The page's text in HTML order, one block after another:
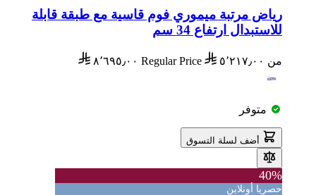
رياض مرتبة ميموري فوم قاسية مع طبقة قابلة
للاستبدال ارتفاع 34 سم
من ٥٬٢١٧٫٠٠ Regular Price ٨٬٦٩٥٫٠٠
متوفر
أضف لسلة التسوق
40%
حصريا أونلاين